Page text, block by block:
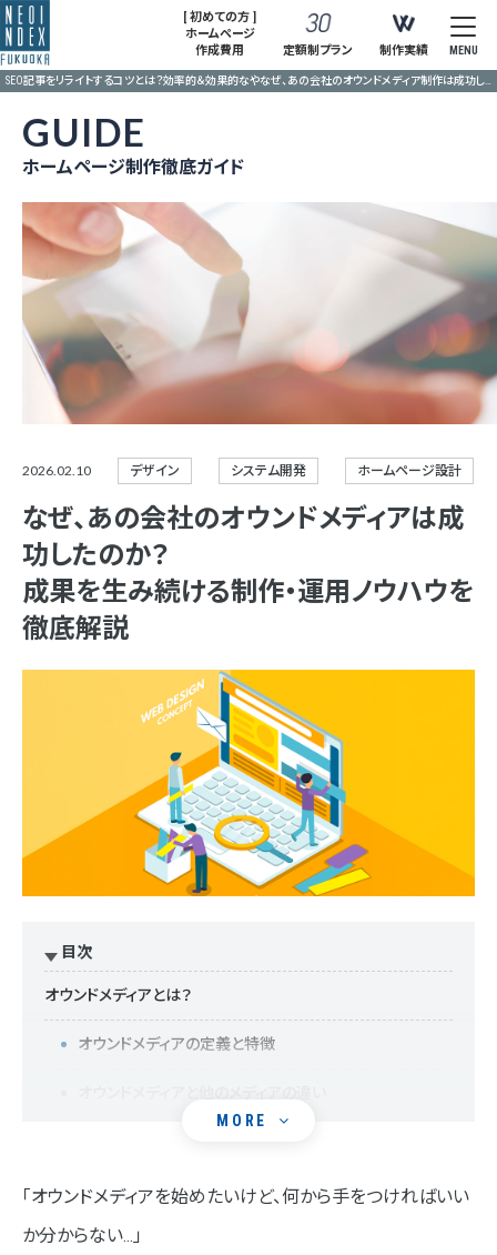
[ 初めての方 ]
ホームページ
作成費用
定額制プラン 制作実績 MENU
GUIDE
ホームページ制作徹底ガイド
2026.02.10 デザイン システム開発 ホームページ設計
なぜ、あの会社のオウンドメディアは成
功したのか？
成果を生み続ける制作・運用ノウハウを
徹底解説
MORE
目次
オウンドメディアとは？
オウンドメディアの定義と特徴
①ブランド認知の向上
②見込み客の獲得と育成
「オウンドメディアを始めたいけど、何から手をつければいい
か分からない…」